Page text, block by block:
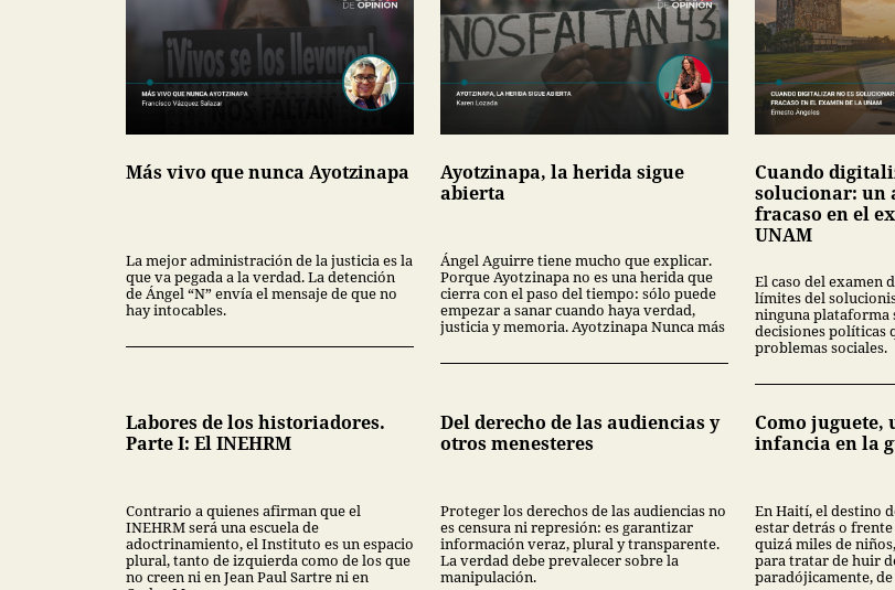
Más vivo que nunca Ayotzinapa
La mejor administración de la justicia es la
que va pegada a la verdad. La detención
de Ángel “N” envía el mensaje de que no
hay intocables.
Ayotzinapa, la herida sigue
abierta
Ángel Aguirre tiene mucho que explicar.
Porque Ayotzinapa no es una herida que
cierra con el paso del tiempo: sólo puede
empezar a sanar cuando haya verdad,
justicia y memoria. Ayotzinapa Nunca más
Cuando
solucionar: un
fracaso en el
UNAM
El caso del examen
límites del
ninguna plataforma
decisiones políticas
problemas sociales.
Labores de los historiadores.
Parte I: El INEHRM
Contrario a quienes afirman que el
INEHRM será una escuela de
adoctrinamiento, el Instituto es un espacio
plural, tanto de izquierda como de los que
no creen ni en Jean Paul Sartre ni en
Del derecho de las audiencias y
otros menesteres
Proteger los derechos de las audiencias no
es censura ni represión: es garantizar
información veraz, plural y transparente.
La verdad debe prevalecer sobre la
manipulación.
Como juguete,
infancia en la
En Haití, el destino
estar detrás o
quizá miles de
para tratar de huir
paradójicamente,